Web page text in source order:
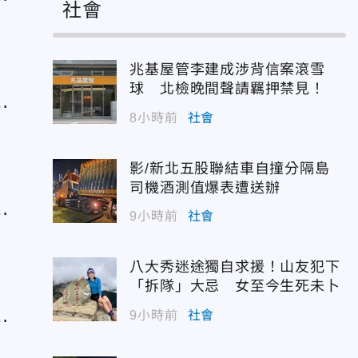
社會
兆基屋管李建成涉背信案滾雪
球 北檢晚間聲請羈押禁見！
8小時前 社會
影/新北五股聯結車自撞分隔島
司機酒測值爆表遭送辦
9小時前 社會
八大秀迷途獨自求援！山友犯下
「拆隊」大忌 女至今生死未卜
9小時前 社會